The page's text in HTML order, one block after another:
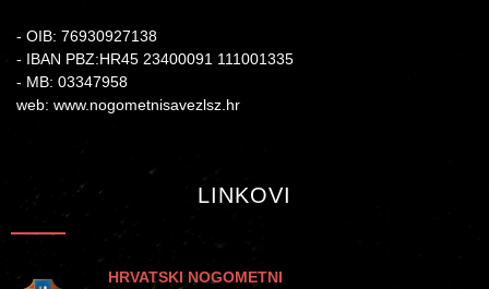
- OIB: 76930927138
- IBAN PBZ:HR45 23400091 111001335
- MB: 03347958
web: www.nogometnisavezlsz.hr
LINKOVI
HRVATSKI NOGOMETNI